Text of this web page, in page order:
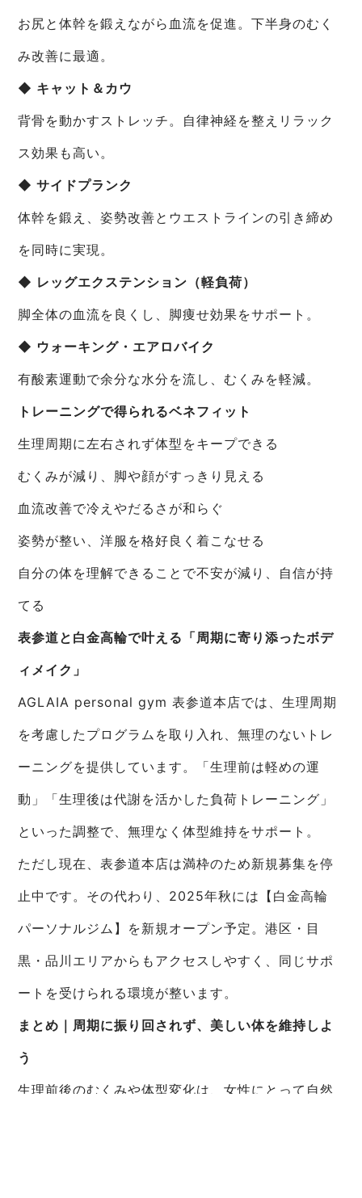
お尻と体幹を鍛えながら血流を促進。下半身のむく
み改善に最適。
◆ キャット＆カウ
背骨を動かすストレッチ。自律神経を整えリラック
ス効果も高い。
◆ サイドプランク
体幹を鍛え、姿勢改善とウエストラインの引き締め
を同時に実現。
◆ レッグエクステンション（軽負荷）
脚全体の血流を良くし、脚痩せ効果をサポート。
◆ ウォーキング・エアロバイク
有酸素運動で余分な水分を流し、むくみを軽減。
トレーニングで得られるベネフィット
生理周期に左右されず体型をキープできる
むくみが減り、脚や顔がすっきり見える
血流改善で冷えやだるさが和らぐ
姿勢が整い、洋服を格好良く着こなせる
自分の体を理解できることで不安が減り、自信が持
てる
表参道と白金高輪で叶える「周期に寄り添ったボデ
ィメイク」
AGLAIA personal gym 表参道本店では、生理周期
を考慮したプログラムを取り入れ、無理のないトレ
ーニングを提供しています。「生理前は軽めの運
動」「生理後は代謝を活かした負荷トレーニング」
といった調整で、無理なく体型維持をサポート。
ただし現在、表参道本店は満枠のため新規募集を停
止中です。その代わり、2025年秋には【白金高輪
パーソナルジム】を新規オープン予定。港区・目
黒・品川エリアからもアクセスしやすく、同じサポ
ートを受けられる環境が整います。
まとめ｜周期に振り回されず、美しい体を維持しよ
う
生理前後のむくみや体型変化は、女性にとって自然